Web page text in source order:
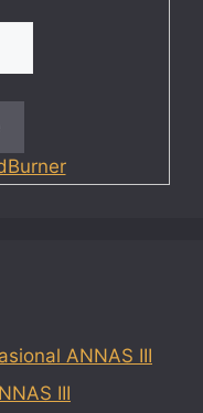
ANNAS III
III